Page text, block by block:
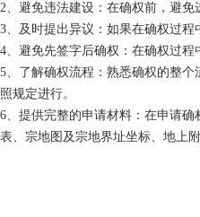
2、避免违法建设：在确权前，避
3、及时提出异议：如果在确权过
4、避免先签字后确权：在确权过
5、了解确权流程：熟悉确权的整
照规定进行。
6、提供完整的申请材料：在申请
表、宗地图及宗地界址坐标、地上